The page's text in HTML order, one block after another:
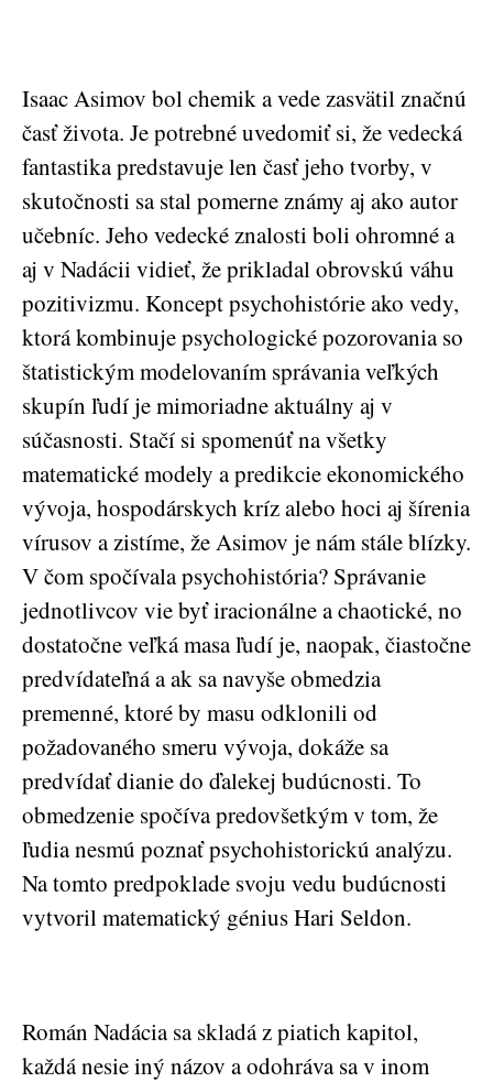
Isaac Asimov bol chemik a vede zasvätil značnú
časť života. Je potrebné uvedomiť si, že vedecká
fantastika predstavuje len časť jeho tvorby, v
skutočnosti sa stal pomerne známy aj ako autor
učebníc. Jeho vedecké znalosti boli ohromné a
aj v Nadácii vidieť, že prikladal obrovskú váhu
pozitivizmu. Koncept psychohistórie ako vedy,
ktorá kombinuje psychologické pozorovania so
štatistickým modelovaním správania veľkých
skupín ľudí je mimoriadne aktuálny aj v
súčasnosti. Stačí si spomenúť na všetky
matematické modely a predikcie ekonomického
vývoja, hospodárskych kríz alebo hoci aj šírenia
vírusov a zistíme, že Asimov je nám stále blízky.
V čom spočívala psychohistória? Správanie
jednotlivcov vie byť iracionálne a chaotické, no
dostatočne veľká masa ľudí je, naopak, čiastočne
predvídateľná a ak sa navyše obmedzia
premenné, ktoré by masu odklonili od
požadovaného smeru vývoja, dokáže sa
predvídať dianie do ďalekej budúcnosti. To
obmedzenie spočíva predovšetkým v tom, že
ľudia nesmú poznať psychohistorickú analýzu.
Na tomto predpoklade svoju vedu budúcnosti
vytvoril matematický génius Hari Seldon.
Román Nadácia sa skladá z piatich kapitol,
každá nesie iný názov a odohráva sa v inom